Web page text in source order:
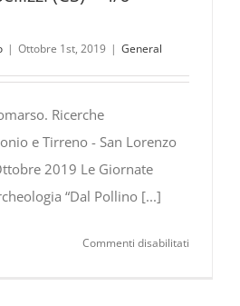
| Ottobre 1st, 2019 | General
Ricerche
e Tirreno - San Lorenzo
2019 Le Giornate
“Dal Pollino [...]
Commenti disabilitati